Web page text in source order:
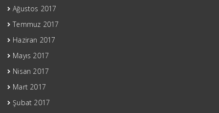
Ağustos 2017
Temmuz 2017
Haziran 2017
Mayıs 2017
Nisan 2017
Mart 2017
Şubat 2017